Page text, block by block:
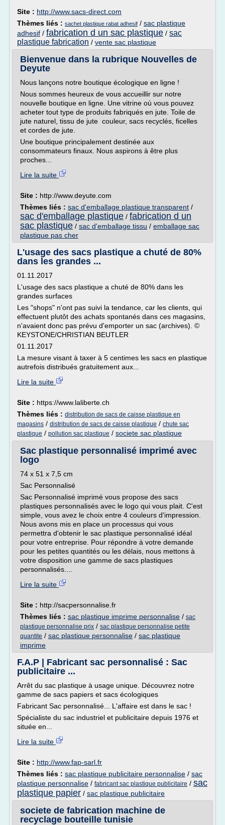
Site : http://www.sacs-direct.com
Thèmes liés : sachet plastique rabat adhesif / sac plastique
adhesif / fabrication d un sac plastique / sac
plastique fabrication / vente sac plastique
Bienvenue dans la rubrique Nouvelles de
Deyute
Nous lançons notre boutique écologique en ligne !
Nous sommes heureux de vous accueillir sur notre
nouvelle boutique en ligne. Une vitrine où vous pouvez
acheter tout type de produits fabriqués en jute. Toile de
jute naturel, tissu de jute couleur, sacs recyclés, ficelles
et cordes de jute.
Une boutique principalement destinée aux
consommateurs finaux. Nous aspirons à être plus
proches...
Lire la suite
Site : http://www.deyute.com
Thèmes liés : sac d'emballage plastique transparent /
sac d'emballage plastique / fabrication d un
sac plastique / sac d'emballage tissu / emballage sac
plastique pas cher
L'usage des sacs plastique a chuté de 80%
dans les grandes ...
01.11.2017
L'usage des sacs plastique a chuté de 80% dans les
grandes surfaces
Les "shops" n'ont pas suivi la tendance, car les clients, qui
effectuent plutôt des achats spontanés dans ces magasins,
n'avaient donc pas prévu d'emporter un sac (archives). ©
KEYSTONE/CHRISTIAN BEUTLER
01.11.2017
La mesure visant à taxer à 5 centimes les sacs en plastique
autrefois distribués gratuitement aux...
Lire la suite
Site : https://www.laliberte.ch
Thèmes liés : distribution de sacs de caisse plastique en
magasins / distribution de sacs de caisse plastique / chute sac
plastique / pollution sac plastique / societe sac plastique
Sac plastique personnalisé imprimé avec
logo
74 x 51 x 7,5 cm
Sac Personnalisé
Sac Personnalisé imprimé vous propose des sacs
plastiques personnalisés avec le logo qui vous plait. C'est
simple, vous avez le choix entre 4 couleurs d'impression.
Nous avons mis en place un processus qui vous
permettra d'obtenir le sac plastique personnalisé idéal
pour votre entreprise. Pour répondre à votre demande
pour les petites quantités ou les délais, nous mettons à
votre disposition une gamme de sacs plastiques
personnalisés....
Lire la suite
Site : http://sacpersonnalise.fr
Thèmes liés : sac plastique imprime personnalise / sac
plastique personnalise prix / sac plastique personnalise petite
quantite / sac plastique personnalise / sac plastique
imprime
F.A.P | Fabricant sac personnalisé : Sac
publicitaire ...
Arrêt du sac plastique à usage unique. Découvrez notre
gamme de sacs papiers et sacs écologiques
Fabricant Sac personnalisé... L'affaire est dans le sac !
Spécialiste du sac industriel et publicitaire depuis 1976 et
située en...
Lire la suite
Site : http://www.fap-sarl.fr
Thèmes liés : sac plastique publicitaire personnalise / sac
plastique personnalise / fabricant sac plastique publicitaire / sac
plastique papier / sac plastique publicitaire
societe de fabrication machine de
recyclage bouteille tunisie